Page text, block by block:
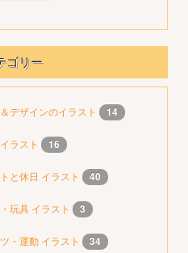
ゴリー
デザインのイラスト 14
ラスト 16
と休日 イラスト 40
玩具 イラスト 3
・運動 イラスト 34